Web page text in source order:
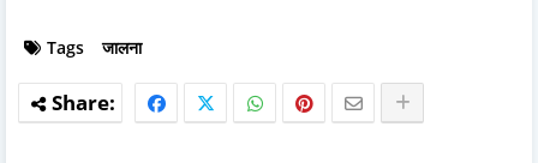
Tags जालना